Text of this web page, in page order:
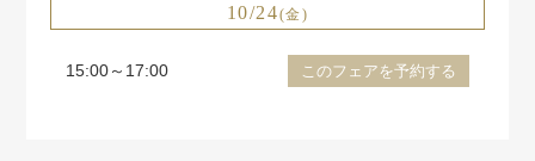
10/24(金)
15:00～17:00 このフェアを予約する